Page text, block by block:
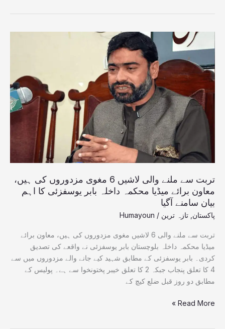
تربت سے ملنے والی لاشیں 6 مغوی مزدوروں کی ہیں،
معاون برائے میڈیا محکمہ داخلہ بابر یوسفزئی کا اہم
بیان سامنے آگیا
پاکستان تازہ ترین /
Humayoun
تربت سے ملنے والی 6 لاشیں مغوی مزدوروں کی ہیں، معاون برائے
میڈیا محکمہ داخلہ بلوچستان بابر یوسفزئی نے واقعے کی تصدیق
کردی۔ بابر یوسفزئی کے مطابق شہید کیے جانے والے مزدوروں میں سے
4 کا تعلق پنجاب جبکہ 2 کا تعلق خیبر پختونخوا سے ہے۔ پولیس کے
مطابق دو روز قبل ضلع کیچ کے
سے
والی
لاشیں
6
مغوی
مزدوروں
معاون
برائے
محکمہ
داخلہ
بابر
یوسفزئی
کا
اہم
بیان
سامنے
آگیا
Read More »